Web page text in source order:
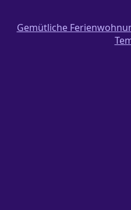
Gemütliche